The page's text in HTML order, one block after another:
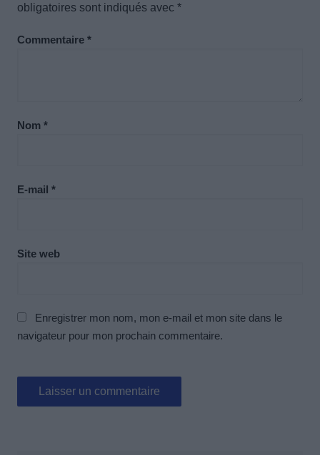
obligatoires sont indiqués avec *
Commentaire *
Nom *
E-mail *
Site web
Enregistrer mon nom, mon e-mail et mon site dans le
navigateur pour mon prochain commentaire.